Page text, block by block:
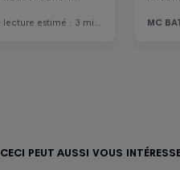
Ceci peut aussi vous